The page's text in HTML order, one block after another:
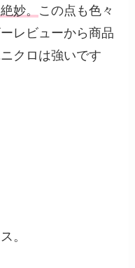
妙。 この点も色々
レビューから商品
クロは強いです
。